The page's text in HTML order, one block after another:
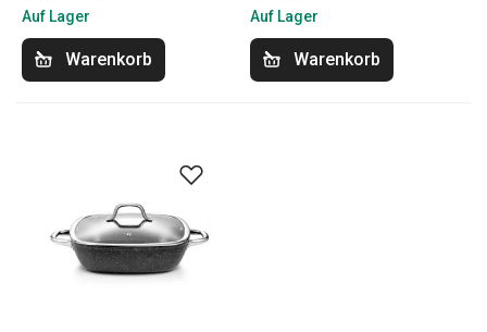
Auf Lager
Warenkorb
Auf Lager
Warenkorb